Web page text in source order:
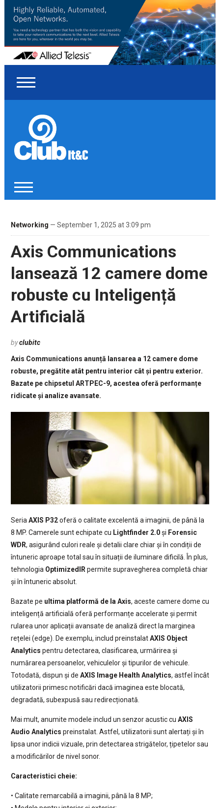
Networking — September 1, 2025 at 3:09 pm
Axis Communications
lansează 12 camere dome
robuste cu Inteligență
Artificială
byclubitc
Axis Communications anunță lansarea a 12 camere dome
robuste, pregătite atât pentru interior cât și pentru exterior.
Bazate pe chipsetul ARTPEC-9, acestea oferă performanțe
ridicate și analize avansate.
Seria AXIS P32oferă o calitate excelentă a imaginii, de până la
8 MP. Camerele sunt echipate cu Lightfinder 2.0și Forensic
WDR, asigurând culori reale și detalii clare chiar și în condiții de
întuneric aproape total sau în situații de iluminare dificilă. În plus,
tehnologia OptimizedIR permite supravegherea completă chiar
și în întuneric absolut.
Bazate pe ultima platformă de la Axis, aceste camere dome cu
inteligență artificială oferă performanțe accelerate și permit
rularea unor aplicații avansate de analiză direct la marginea
rețelei (edge). De exemplu, includ preinstalatAXIS Object
Analytics pentru detectarea, clasificarea, urmărirea și
numărarea persoanelor, vehiculelor și tipurilor de vehicule.
Totodată, dispun și de AXIS Image Health Analytics, astfel încât
utilizatorii primesc notificări dacă imaginea este blocată,
degradată, subexpusă sau redirecționată.
Mai mult, anumite modele includ un senzor acustic cu AXIS
Audio Analytics preinstalat. Astfel, utilizatorii sunt alertați și în
lipsa unor indicii vizuale, prin detectarea strigătelor, țipetelor sau
a modificărilor de nivel sonor.
Caracteristici cheie:
• Calitate remarcabilă a imaginii, până la 8 MP;